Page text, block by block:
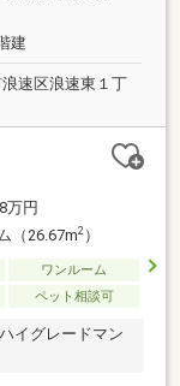
建
速区浪速東１丁
万円
（26.67m2）
ワンルーム
ペット相談可
イグレードマン